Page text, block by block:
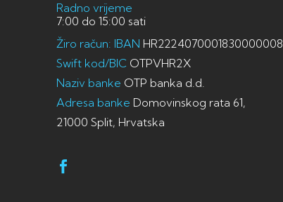
Radno vrijeme
7:00 do 15:00 sati
Žiro račun: IBAN HR2224070001830000008
Swift kod/BIC OTPVHR2X
Naziv banke OTP banka d.d.
Adresa banke Domovinskog rata 61,
21000 Split, Hrvatska